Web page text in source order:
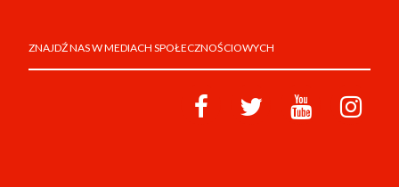
ZNAJDŹ NAS W MEDIACH SPOŁECZNOŚCIOWYCH